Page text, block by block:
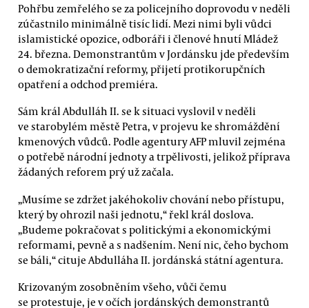
Pohřbu zemřelého se za policejního doprovodu v neděli
zúčastnilo minimálně tisíc lidí. Mezi nimi byli vůdci
islamistické opozice, odboráři i členové hnutí Mládež
24. března. Demonstrantům v Jordánsku jde především
o demokratizační reformy, přijetí protikorupčních
opatření a odchod premiéra.
Sám král Abdulláh II. se k situaci vyslovil v neděli
ve starobylém městě Petra, v projevu ke shromáždění
kmenových vůdců. Podle agentury AFP mluvil zejména
o potřebě národní jednoty a trpělivosti, jelikož příprava
žádaných reforem prý už začala.
„Musíme se zdržet jakéhokoliv chování nebo přístupu,
který by ohrozil naši jednotu,“ řekl král doslova.
„Budeme pokračovat s politickými a ekonomickými
reformami, pevně a s nadšením. Není nic, čeho bychom
se báli,“ cituje Abdulláha II. jordánská státní agentura.
Krizovaným zosobněním všeho, vůči čemu
se protestuje, je v očích jordánských demonstrantů